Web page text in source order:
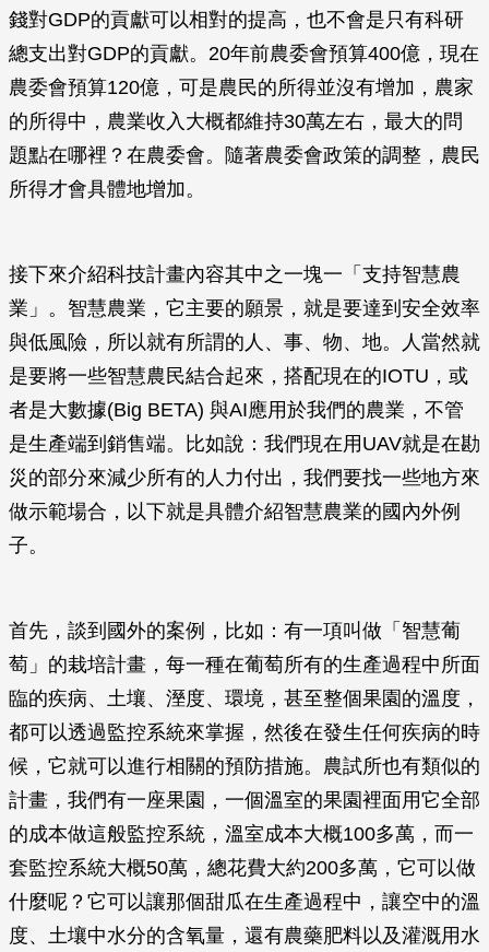
錢對GDP的貢獻可以相對的提高，也不會是只有科研
總支出對GDP的貢獻。20年前農委會預算400億，現在
農委會預算120億，可是農民的所得並沒有增加，農家
的所得中，農業收入大概都維持30萬左右，最大的問
題點在哪裡？在農委會。隨著農委會政策的調整，農民
所得才會具體地增加。
接下來介紹科技計畫內容其中之一塊一「支持智慧農
業」。智慧農業，它主要的願景，就是要達到安全效率
與低風險，所以就有所謂的人、事、物、地。人當然就
是要將一些智慧農民結合起來，搭配現在的IOTU，或
者是大數據(Big BETA) 與AI應用於我們的農業，不管
是生產端到銷售端。比如說：我們現在用UAV就是在勘
災的部分來減少所有的人力付出，我們要找一些地方來
做示範場合，以下就是具體介紹智慧農業的國內外例
子。
首先，談到國外的案例，比如：有一項叫做「智慧葡
萄」的栽培計畫，每一種在葡萄所有的生產過程中所面
臨的疾病、土壤、溼度、環境，甚至整個果園的溫度，
都可以透過監控系統來掌握，然後在發生任何疾病的時
候，它就可以進行相關的預防措施。農試所也有類似的
計畫，我們有一座果園，一個溫室的果園裡面用它全部
的成本做這般監控系統，溫室成本大概100多萬，而一
套監控系統大概50萬，總花費大約200多萬，它可以做
什麼呢？它可以讓那個甜瓜在生產過程中，讓空中的溫
度、土壤中水分的含氧量，還有農藥肥料以及灌溉用水